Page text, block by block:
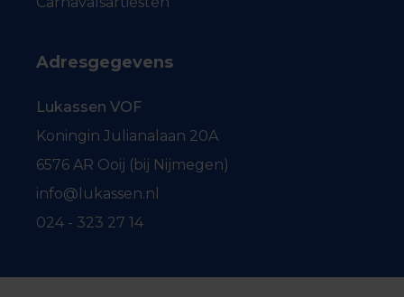
Adresgegevens
Lukassen VOF
Koningin Julianalaan 20A
6576 AR Ooij (bij Nijmegen)
info@lukassen.nl
024 - 323 27 14